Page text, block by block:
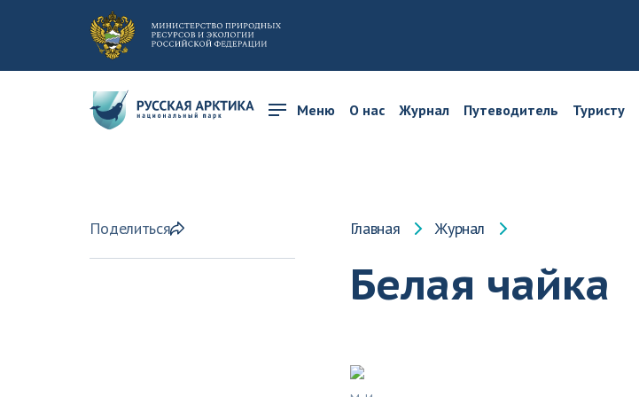
Меню О нас Журнал Путеводитель Туристу
Поделиться Главная Журнал
Белая чайка